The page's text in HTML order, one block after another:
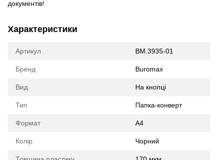
документів!
Характеристики
Артикул BM.3935-01
Бренд Buromax
Вид На кнопці
Тип Папка-конверт
Формат A4
Колір Чорний